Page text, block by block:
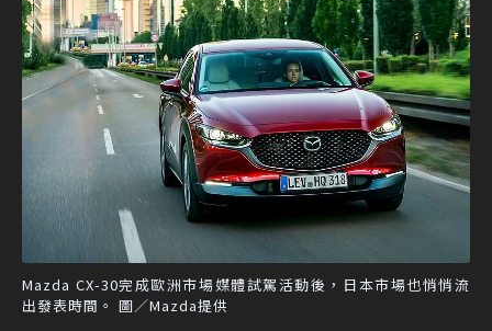
Mazda CX-30完成歐洲市場媒體試駕活動後，日本市場也悄悄流
出發表時間。 圖／Mazda提供